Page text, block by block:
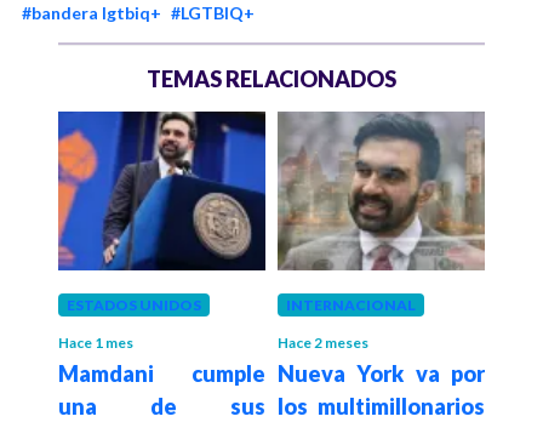
#bandera lgtbiq+ #LGTBIQ+
TEMAS RELACIONADOS
ESTADOS UNIDOS
Hace 1 mes
Mamdani cumple
una de sus
INTERNACIONAL
Hace 2 meses
Nueva York va por
los multimillonarios